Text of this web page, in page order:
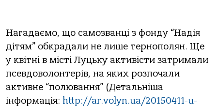
Нагадаємо, що самозванці з фонду “Надія
дітям” обкрадали не лише тернополян. Ще
у квітні в місті Луцьку активісти затримали
псевдоволонтерів, на яких розпочали
активне “полювання” (Детальніша
інформація: http://ar.volyn.ua/20150411-u-